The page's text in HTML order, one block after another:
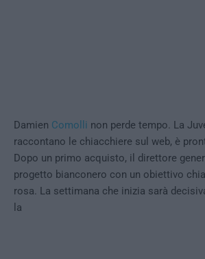
Damien Comolli non perde tempo. La
raccontano le chiacchiere sul web, è
Dopo un primo acquisto, il direttore
progetto bianconero con un obiettivo
rosa. La settimana che inizia sarà
la